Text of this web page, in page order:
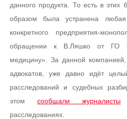
данного продукта. То есть в этих
образом была устранена
конкретного предприятия-
обращении к В.Ляшко от ГО
медицину». За данной
адвокатов, уже давно идёт
расследований и судебных
этом сообщали журналисты
расследованиях.